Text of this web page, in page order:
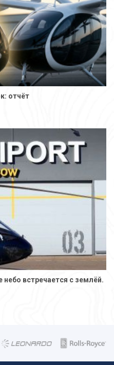
отчёт
встречается с землёй.